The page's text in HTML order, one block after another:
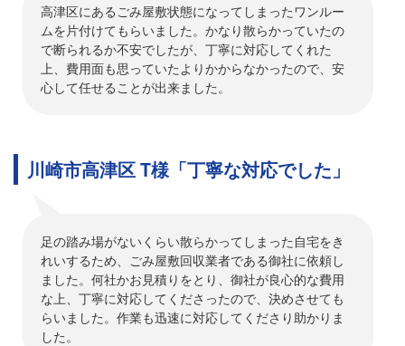
高津区にあるごみ屋敷状態になってしまったワンルー
ムを片付けてもらいました。かなり散らかっていたの
で断られるか不安でしたが、丁寧に対応してくれた
上、費用面も思っていたよりかからなかったので、安
心して任せることが出来ました。
川崎市高津区 T様「丁寧な対応でした」
足の踏み場がないくらい散らかってしまった自宅をき
れいするため、ごみ屋敷回収業者である御社に依頼し
ました。何社かお見積りをとり、御社が良心的な費用
な上、丁寧に対応してくださったので、決めさせても
らいました。作業も迅速に対応してくださり助かりま
した。